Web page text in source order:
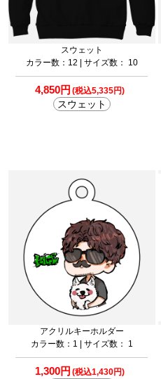
スウェット
カラー数：12 | サイズ数： 10
4,850円 (税込5,335円)
スウェット
アクリルキーホルダー
カラー数：1 | サイズ数： 1
1,300円 (税込1,430円)